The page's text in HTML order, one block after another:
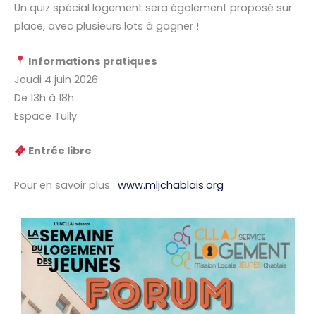
Un quiz spécial logement sera également proposé sur
place, avec plusieurs lots à gagner !
Informations pratiques
Jeudi 4 juin 2026
De 13h à 18h
Espace Tully
Entrée libre
Pour en savoir plus : www.mljchablais.org